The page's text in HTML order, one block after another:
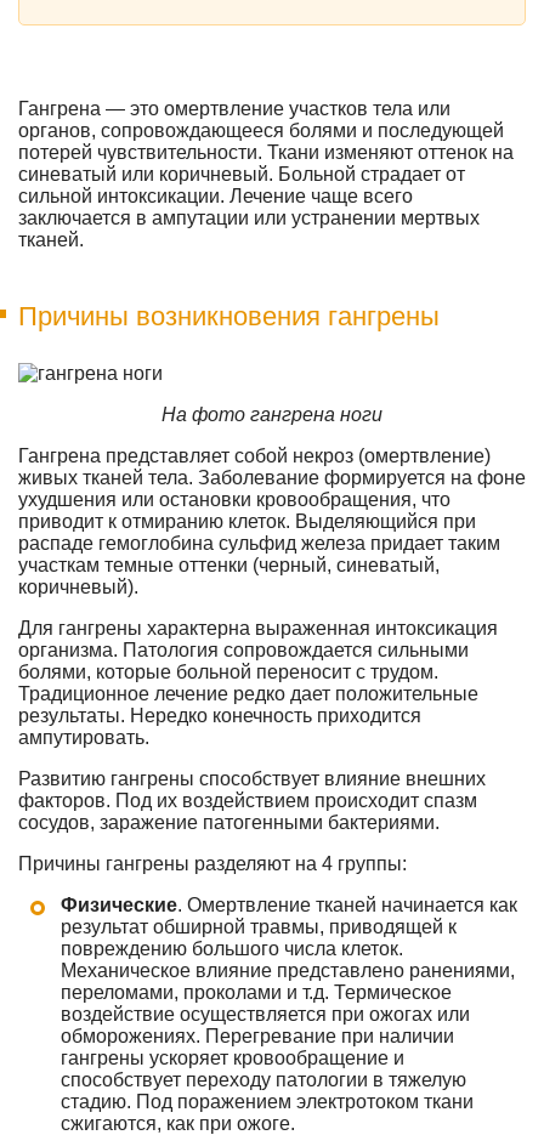
Гангрена — это омертвление участков тела или
органов, сопровождающееся болями и последующей
потерей чувствительности. Ткани изменяют оттенок на
синеватый или коричневый. Больной страдает от
сильной интоксикации. Лечение чаще всего
заключается в ампутации или устранении мертвых
тканей.
Причины возникновения гангрены
На фото гангрена ноги
Гангрена представляет собой некроз (омертвление)
живых тканей тела. Заболевание формируется на фоне
ухудшения или остановки кровообращения, что
приводит к отмиранию клеток. Выделяющийся при
распаде гемоглобина сульфид железа придает таким
участкам темные оттенки (черный, синеватый,
коричневый).
Для гангрены характерна выраженная интоксикация
организма. Патология сопровождается сильными
болями, которые больной переносит с трудом.
Традиционное лечение редко дает положительные
результаты. Нередко конечность приходится
ампутировать.
Развитию гангрены способствует влияние внешних
факторов. Под их воздействием происходит спазм
сосудов, заражение патогенными бактериями.
Причины гангрены разделяют на 4 группы:
Физические. Омертвление тканей начинается как
результат обширной травмы, приводящей к
повреждению большого числа клеток.
Механическое влияние представлено ранениями,
переломами, проколами и т.д. Термическое
воздействие осуществляется при ожогах или
обморожениях. Перегревание при наличии
гангрены ускоряет кровообращение и
способствует переходу патологии в тяжелую
стадию. Под поражением электротоком ткани
сжигаются, как при ожоге.